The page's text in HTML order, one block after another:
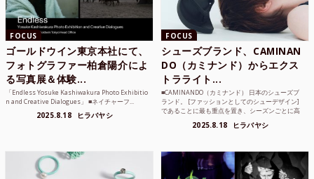
FOCUS
ゴールドウイン東京本社にて、
フォトグラファー柏倉陽介によ
る写真展＆体験...
「Endless Yosuke Kashiwakura Photo Exhibitio
n and Creative Dialogues」 ■ネイチャーフ...
2025.8.18 ヒラバヤシ
FOCUS
シューズブランド、CAMINAN
DO（カミナンド）からエクス
トラライト...
■CAMINANDO（カミナンド） 日本のシューズブ
ランド。 [ファッションとしてのシューデザイン]
であることに最も重点を置き、シーズンごとに高
2025.8.18 ヒラバヤシ